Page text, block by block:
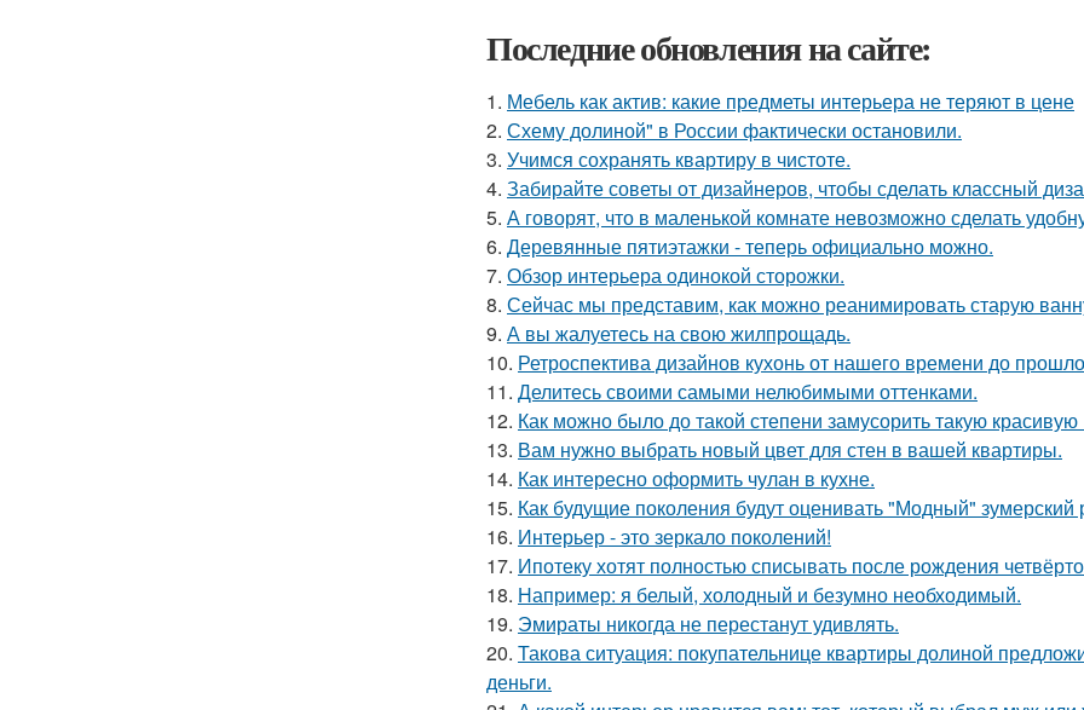
Последние обновления на сайте:
1. Мебель как актив: какие предметы интерьера не теряют в цене
2. Схему долиной" в России фактически остановили.
3. Учимся сохранять квартиру в чистоте.
4. Забирайте советы от дизайнеров, чтобы сделать классный
5. А говорят, что в маленькой комнате невозможно сделать
6. Деревянные пятиэтажки - теперь официально можно.
7. Обзор интерьера одинокой сторожки.
8. Сейчас мы представим, как можно реанимировать старую
9. А вы жалуетесь на свою жилпрощадь.
10. Ретроспектива дизайнов кухонь от нашего времени до
11. Делитесь своими самыми нелюбимыми оттенками.
12. Как можно было до такой степени замусорить такую
13. Вам нужно выбрать новый цвет для стен в вашей квартиры.
14. Как интересно оформить чулан в кухне.
15. Как будущие поколения будут оценивать "Модный" зумерский
16. Интерьер - это зеркало поколений!
17. Ипотеку хотят полностью списывать после рождения
18. Например: я белый, холодный и безумно необходимый.
19. Эмираты никогда не перестанут удивлять.
20. Такова ситуация: покупательнице квартиры долиной
деньги.